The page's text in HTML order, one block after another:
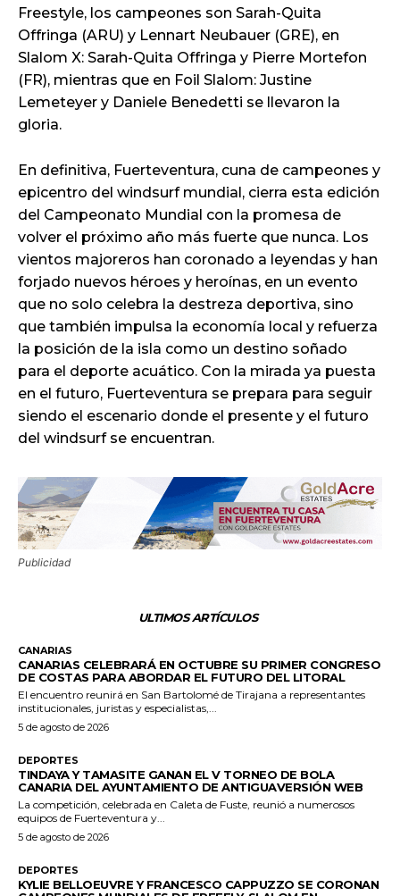
Freestyle, los campeones son Sarah-Quita
Offringa (ARU) y Lennart Neubauer (GRE), en
Slalom X: Sarah-Quita Offringa y Pierre Mortefon
(FR), mientras que en Foil Slalom: Justine
Lemeteyer y Daniele Benedetti se llevaron la
gloria.
En definitiva, Fuerteventura, cuna de campeones y
epicentro del windsurf mundial, cierra esta edición
del Campeonato Mundial con la promesa de
volver el próximo año más fuerte que nunca. Los
vientos majoreros han coronado a leyendas y han
forjado nuevos héroes y heroínas, en un evento
que no solo celebra la destreza deportiva, sino
que también impulsa la economía local y refuerza
la posición de la isla como un destino soñado
para el deporte acuático. Con la mirada ya puesta
en el futuro, Fuerteventura se prepara para seguir
siendo el escenario donde el presente y el futuro
del windsurf se encuentran.
Publicidad
ULTIMOS ARTÍCULOS
CANARIAS
CANARIAS CELEBRARÁ EN OCTUBRE SU PRIMER CONGRESO
DE COSTAS PARA ABORDAR EL FUTURO DEL LITORAL
El encuentro reunirá en San Bartolomé de Tirajana a representantes
institucionales, juristas y especialistas,...
5 de agosto de 2026
DEPORTES
TINDAYA Y TAMASITE GANAN EL V TORNEO DE BOLA
CANARIA DEL AYUNTAMIENTO DE ANTIGUAVERSIÓN WEB
La competición, celebrada en Caleta de Fuste, reunió a numerosos
equipos de Fuerteventura y...
5 de agosto de 2026
DEPORTES
KYLIE BELLOEUVRE Y FRANCESCO CAPPUZZO SE CORONAN